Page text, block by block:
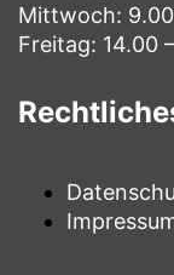
Mittwoch:
Freitag: 14.00